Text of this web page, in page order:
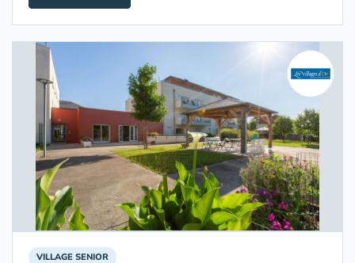
VILLAGE SENIOR